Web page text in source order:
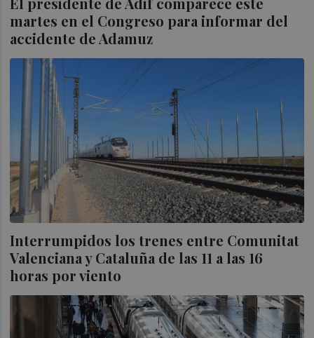
martes en el Congreso para informar del
accidente de Adamuz
Interrumpidos los trenes entre Comunitat
Valenciana y Cataluña de las 11 a las 16
horas por viento